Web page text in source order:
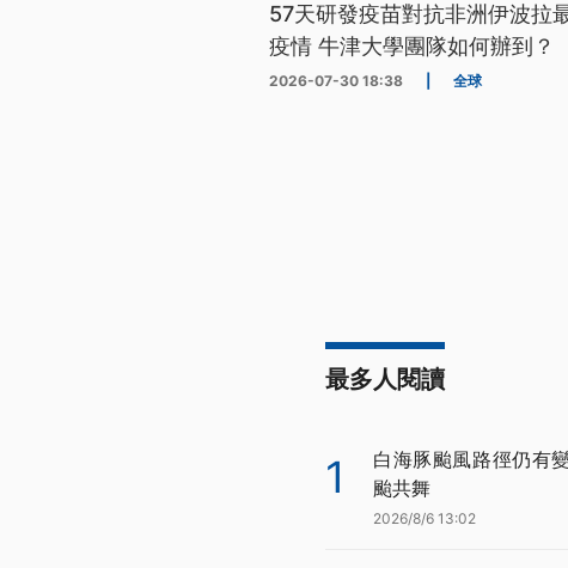
57天研發疫苗對抗非洲伊波拉
疫情 牛津大學團隊如何辦到？
2026-07-30 18:38 全球
最多人閱讀
1
白海豚颱風路徑仍有
颱共舞
2026/8/6 13:02